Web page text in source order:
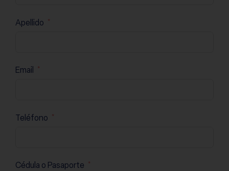
Apellido
Email
Teléfono
Cédula o Pasaporte